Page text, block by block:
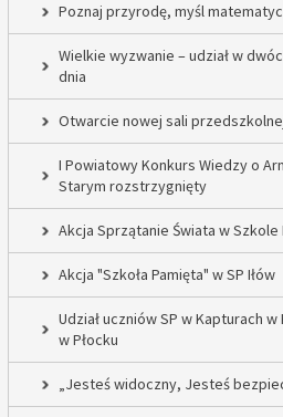
Poznaj przyrodę, myśl
Wielkie wyzwanie – udział w
dnia
Otwarcie nowej sali
I Powiatowy Konkurs Wiedzy o
Starym rozstrzygnięty
Akcja Sprzątanie Świata w
Akcja "Szkoła Pamięta" w SP Iłów
Udział uczniów SP w Kapturach
w Płocku
„Jesteś widoczny, Jesteś